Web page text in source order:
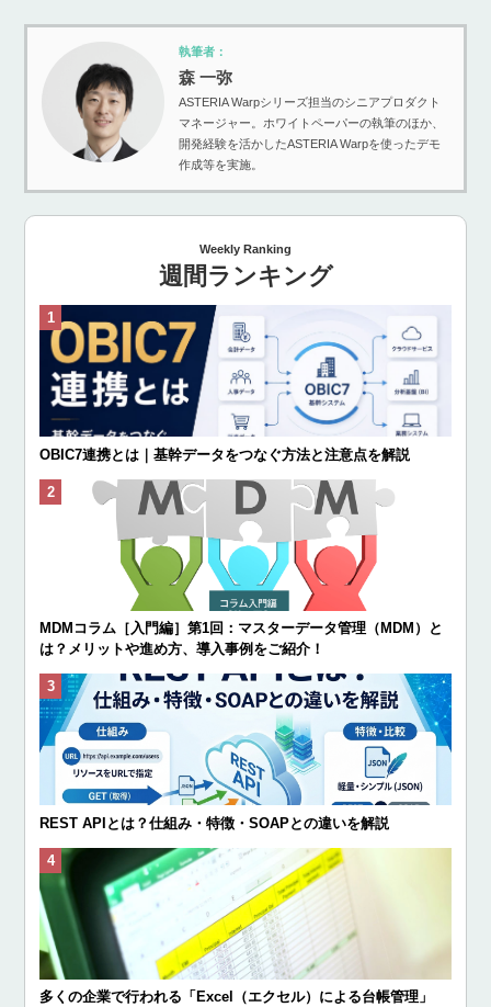
執筆者：
森 一弥
ASTERIA Warpシリーズ担当のシニアプロダクト
マネージャー。ホワイトペーパーの執筆のほか、
開発経験を活かしたASTERIA Warpを使ったデモ
作成等を実施。
Weekly Ranking
週間ランキング
OBIC7連携とは｜基幹データをつなぐ方法と注意点を解説
MDMコラム［入門編］第1回：マスターデータ管理（MDM）と
は？メリットや進め方、導入事例をご紹介！
REST APIとは？仕組み・特徴・SOAPとの違いを解説
多くの企業で行われる「Excel（エクセル）による台帳管理」